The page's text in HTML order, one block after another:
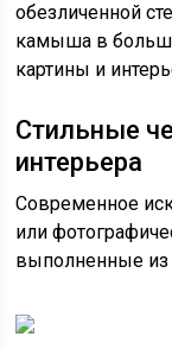
обезличенной
камыша в
картины и
Стильные
интерьера
Современное
или
выполненные из